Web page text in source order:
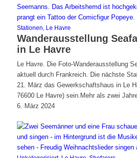
Stationen Le Havre
Wanderausstellung
in Le Havre
Le Havre. Die Foto-Wanderausstellung
aktuell durch Frankreich. Die nächste
21. März das Gewerkschaftshaus in Le
76600 Le Havre) sein.Mehr als zwei
6. März 2024